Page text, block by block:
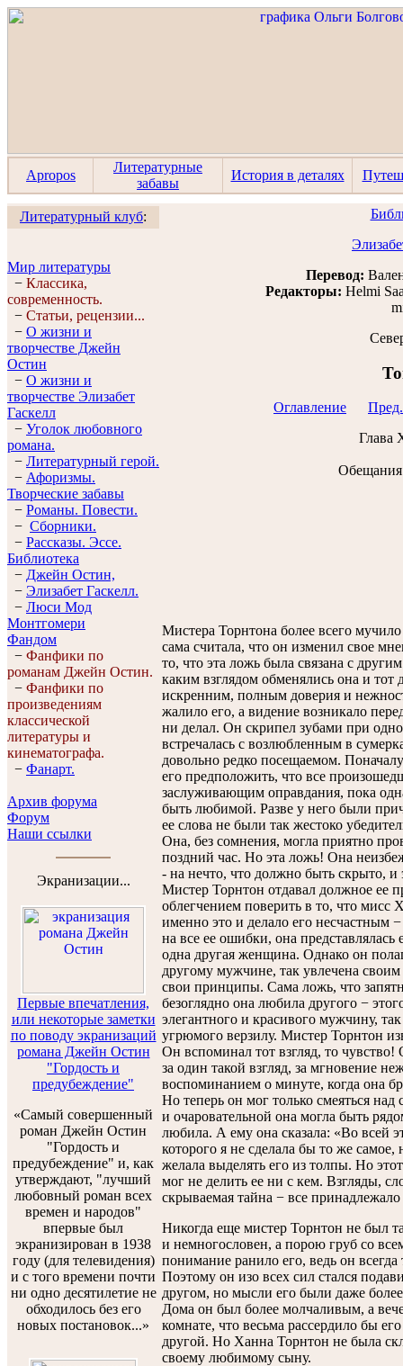
Apropos
Литературные
забавы
История в деталях
Литературный клуб:
Мир литературы
− Классика,
современность.
− Статьи, рецензии...
− О жизни и
творчестве Джейн
Остин
− О жизни и
творчестве Элизабет
Гaскелл
− Уголок любовного
романа.
− Литературный герой.
− Афоризмы.
Творческие забавы
− Романы. Повести.
− Сборники.
− Рассказы. Эссe.
Библиотека
− Джейн Остин,
− Элизабет Гaскелл.
− Люси Мод
Монтгомери
Фандом
− Фанфики по
романам Джейн Остин.
− Фанфики по
произведениям
классической
литературы и
кинематографа.
− Фанарт.
Архив форума
Форум
Наши ссылки
Экранизации...
Первые впечатления,
или некоторые заметки
по поводу экранизаций
романа Джейн Остин
"Гордость и
предубеждение"
«Самый совершенный
роман Джейн Остин
"Гордость и
предубеждение" и, как
утверждают, "лучший
любовный роман всех
времен и народов"
впервые был
экранизирован в 1938
году (для телевидения)
и с того времени почти
ни одно десятилетие не
обходилось без его
новых постановок...»
Перевод:
Редакторы: Helmi
Оглавление
Глава
Мистера Торнтона более всего
сама считала, что он изменил свое
то, что эта ложь была связана с
каким взглядом обменялись она и
искренним, полным доверия и
жалило его, а видение возникало
ни делал. Он скрипел зубами при
встречалась с возлюбленным в
довольно редко посещаемом.
его предположить, что все
заслуживающим оправдания, пока
быть любимой. Разве у него были
ее слова не были так жестоко
Она, без сомнения, могла приятно
поздний час. Но эта ложь! Она
- на нечто, что должно быть скрыто,
Мистер Торнтон отдавал должное ее
облегчением поверить в то, что мисс
именно это и делало его несчастным
на все ее ошибки, она
одна другая женщина. Однако он
другому мужчине, так увлечена
свои принципы. Сама ложь, что
безоглядно она любила другого −
элегантного и красивого мужчину,
угрюмого верзилу. Мистер Торнтон
Он вспоминал тот взгляд, то
за один такой взгляд, за мгновение
воспоминанием о минуте, когда она
Но теперь он мог только смеяться
и очаровательной она могла быть
любила. А ему она сказала: «Во всей
которого я не сделала бы то же
желала выделять его из толпы. Но
мог не делить ее ни с кем. Взгляды,
скрываемая тайна − все
Никогда еще мистер Торнтон не был
и немногословен, а порою груб со
понимание ранило его, ведь он
Поэтому он изо всех сил стался
другом, но мысли его были даже
Дома он был более молчаливым, а
комнате, что весьма рассердило бы
другой. Но Ханна Торнтон не была
своему любимому сыну.